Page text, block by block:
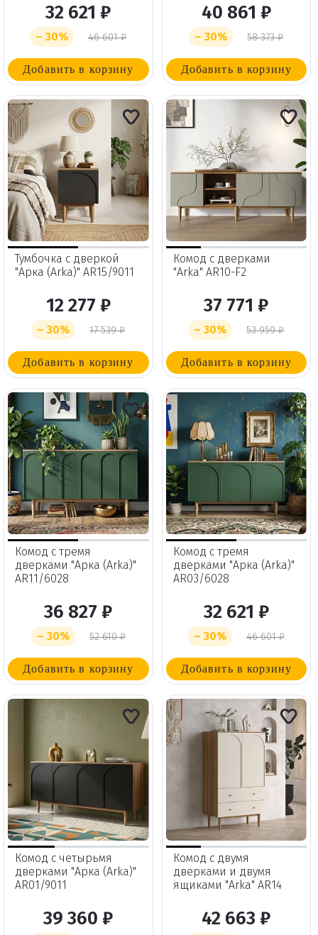
32 621 ₽
– 30% 46 601 ₽
Добавить в корзину
40 861 ₽
– 30% 58 373 ₽
Добавить в корзину
Тумбочка с дверкой
"Арка (Arka)" AR15/9011
12 277 ₽
– 30% 17 539 ₽
Добавить в корзину
Комод с дверками
"Arka" AR10-F2
37 771 ₽
– 30% 53 959 ₽
Добавить в корзину
Комод с тремя
дверками "Арка (Arka)"
AR11/6028
36 827 ₽
– 30% 52 610 ₽
Добавить в корзину
Комод с тремя
дверками "Арка (Arka)"
AR03/6028
32 621 ₽
– 30% 46 601 ₽
Добавить в корзину
Комод с четырьмя
дверками "Арка (Arka)"
AR01/9011
39 360 ₽
Комод с двумя
дверками и двумя
ящиками "Arka" AR14
42 663 ₽